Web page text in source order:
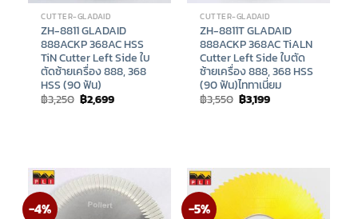
CUTTER-GLADAID
ZH-8811 GLADAID
888ACKP 368AC HSS
TiN Cutter Left Side ใบ
ตัดซ้ายเครื่อง 888, 368
HSS (90 ฟัน)
฿3,250 Original
price
฿2,699Current
CUTTER-GLADAID
ZH-8811T GLADAID
888ACKP 368AC TiALN
Cutter Left Side ใบตัด
ซ้ายเครื่อง 888, 368 HSS
(90 ฟัน)ไททาเนี่ยม
฿3,550 Original
price
฿3,199Current
-4% -5%